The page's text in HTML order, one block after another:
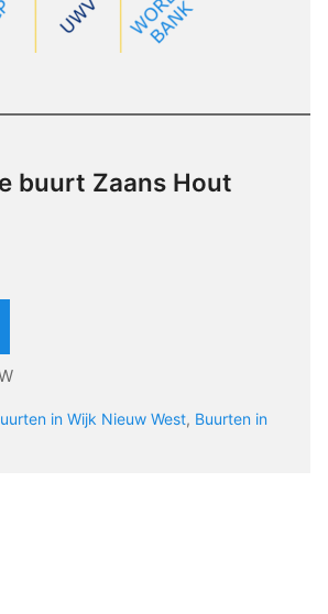
buurt Zaans Hout
in Wijk Nieuw West, Buurten in